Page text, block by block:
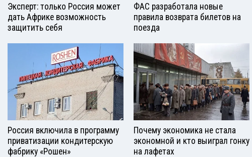
Эксперт: только Россия может
дать Африке возможность
защитить себя
ФАС разработала новые
правила возврата билетов на
поезда
Россия включила в программу
приватизации кондитерскую
фабрику «Рошен»
Почему экономика не стала
экономной и кто выиграл гонку
на лафетах